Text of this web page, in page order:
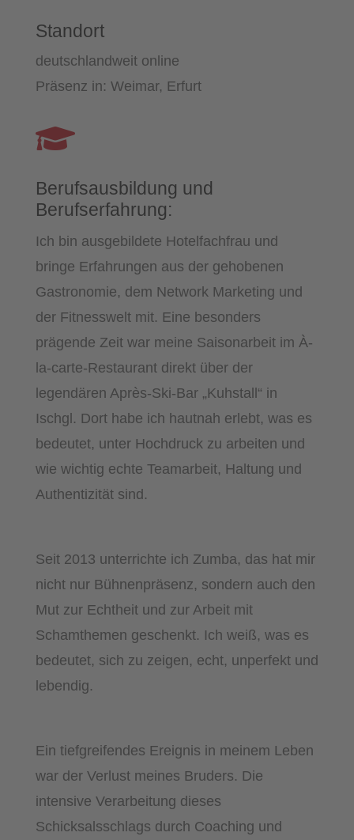
Standort
deutschlandweit online
Präsenz in: Weimar, Erfurt

Berufsausbildung und
Berufserfahrung:
Ich bin ausgebildete Hotelfachfrau und
bringe Erfahrungen aus der gehobenen
Gastronomie, dem Network Marketing und
der Fitnesswelt mit. Eine besonders
prägende Zeit war meine Saisonarbeit im À-
la-carte-Restaurant direkt über der
legendären Après-Ski-Bar „Kuhstall“ in
Ischgl. Dort habe ich hautnah erlebt, was es
bedeutet, unter Hochdruck zu arbeiten und
wie wichtig echte Teamarbeit, Haltung und
Authentizität sind.
Seit 2013 unterrichte ich Zumba, das hat mir
nicht nur Bühnenpräsenz, sondern auch den
Mut zur Echtheit und zur Arbeit mit
Schamthemen geschenkt. Ich weiß, was es
bedeutet, sich zu zeigen, echt, unperfekt und
lebendig.
Ein tiefgreifendes Ereignis in meinem Leben
war der Verlust meines Bruders. Die
intensive Verarbeitung dieses
Schicksalsschlags durch Coaching und